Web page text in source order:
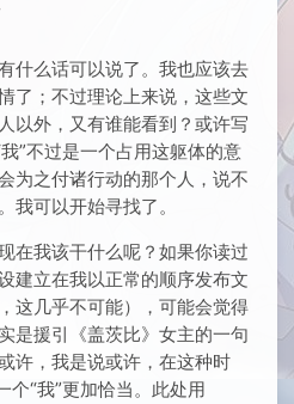
什么话可以说了。我也应该去
了；不过理论上来说，这些文
以外，又有谁能看到？或许写
”不过是一个占用这躯体的意
为之付诸行动的那个人，说不
我可以开始寻找了。
在我该干什么呢？如果你读过
建立在我以正常的顺序发布文
这几乎不可能），可能会觉得
是援引《盖茨比》女主的一句
许，我是说或许，在这种时
个“我”更加恰当。此处用